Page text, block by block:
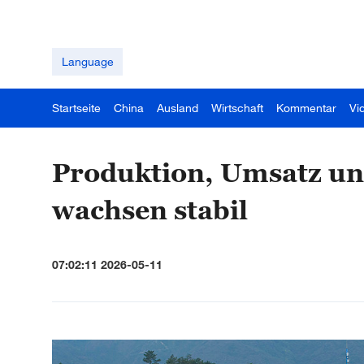
Language
Startseite China Ausland Wirtschaft Kommentar
Produktion, Umsatz
wachsen stabil
07:02:11 2026-05-11